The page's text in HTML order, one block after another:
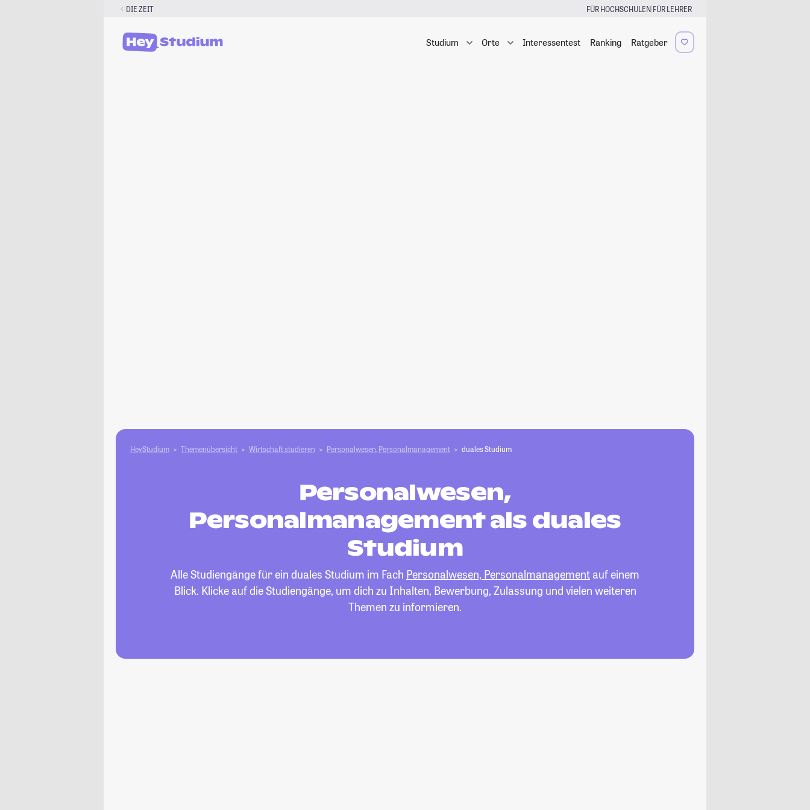
DIE ZEIT FÜR HOCHSCHULEN|FÜR LEHRER
Studium Orte Interessentest Ranking Ratgeber
HeyStudium Themenübersicht Wirtschaft studieren Personalwesen, Personalmanagement duales Studium
Personalwesen,
Personalmanagement als duales
Studium
Alle Studiengänge für ein duales Studium im Fach Personalwesen, Personalmanagement auf einem
Blick. Klicke auf die Studiengänge, um dich zu Inhalten, Bewerbung, Zulassung und vielen weiteren
Themen zu informieren.